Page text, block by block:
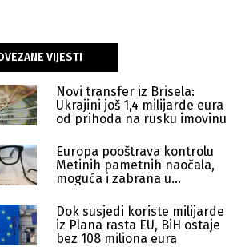
VIJESTI
Novi transfer iz Brisela:
Ukrajini još 1,4 milijarde eura
od prihoda na rusku imovinu
Europa pooštrava kontrolu
Metinih pametnih naočala,
moguća i zabrana u
Dok susjedi koriste milijarde
iz Plana rasta EU, BiH ostaje
bez 108 miliona eura